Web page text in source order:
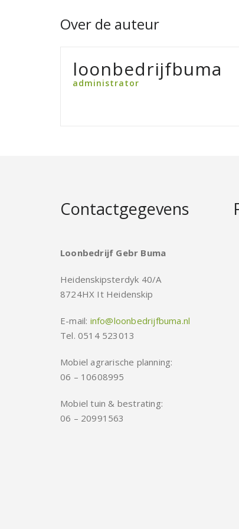
Over de auteur
loonbedrijfbuma
administrator
Contactgegevens
Loonbedrijf Gebr Buma
Heidenskipsterdyk 40/A
8724HX It Heidenskip
E-mail: info@loonbedrijfbuma.nl
Tel. 0514 523013
Mobiel agrarische planning:
06 – 10608995
Mobiel tuin & bestrating:
06 – 20991563